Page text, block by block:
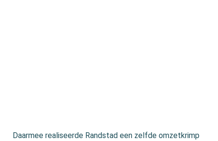
Daarmee realiseerde Randstad een zelfde omzetkrimp